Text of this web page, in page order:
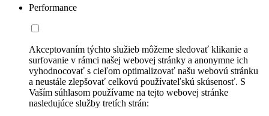
Performance
Akceptovaním týchto služieb môžeme sledovať klikanie a
surfovanie v rámci našej webovej stránky a anonymne ich
vyhodnocovať s cieľom optimalizovať našu webovú stránku
a neustále zlepšovať celkovú používateľskú skúsenosť. S
Vaším súhlasom používame na tejto webovej stránke
nasledujúce služby tretích strán: